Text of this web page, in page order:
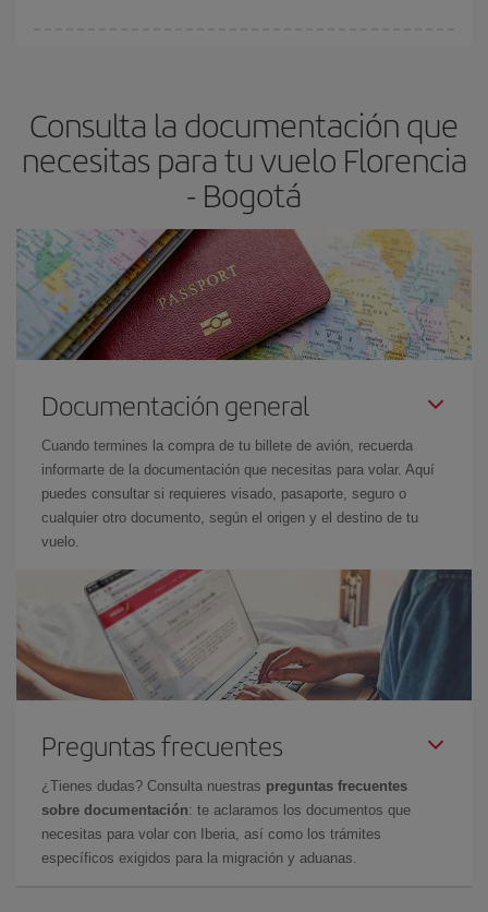
Consulta la documentación que
necesitas para tu vuelo Florencia
- Bogotá
Documentación general
Cuando termines la compra de tu billete de avión, recuerda
informarte de la documentación que necesitas para volar. Aquí
puedes consultar si requieres visado, pasaporte, seguro o
cualquier otro documento, según el origen y el destino de tu
vuelo.
Preguntas frecuentes
¿Tienes dudas? Consulta nuestras preguntas frecuentes
sobre documentación: te aclaramos los documentos que
necesitas para volar con Iberia, así como los trámites
específicos exigidos para la migración y aduanas.